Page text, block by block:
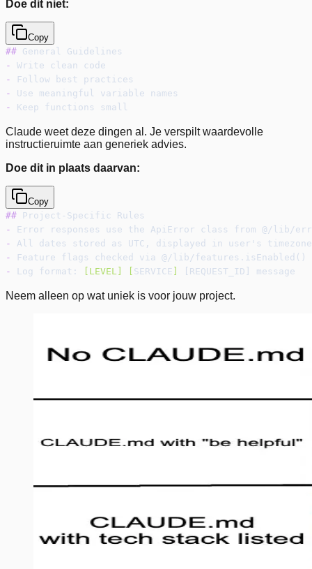
Doe dit niet:
Copy
## General Guidelines
-
Write clean code
-
Follow best practices
-
Use meaningful variable names
-
Keep functions small
Claude weet deze dingen al. Je verspilt waardevolle
instructieruimte aan generiek advies.
Doe dit in plaats daarvan:
Copy
## Project-Specific Rules
-
Error responses use the ApiError class from @/lib/
-
All dates stored as UTC, displayed in user's timezone
-
Feature flags checked via @/lib/features.isEnabled()
-
Log format: LEVEL SERVICE [REQUEST_ID] message
Neem alleen op wat uniek is voor jouw project.